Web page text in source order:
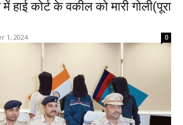
हाई कोर्ट के वकील को मारी गोली(पूरा
1, 2024 0